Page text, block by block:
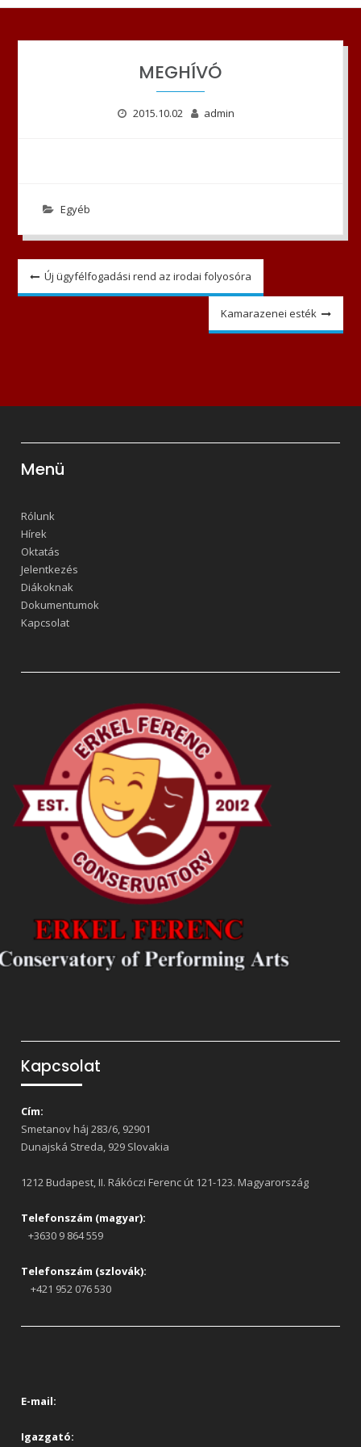
MEGHÍVÓ
2015.10.02 admin
Egyéb
Bejegyzés
navigáció
Új ügyfélfogadási rend az irodai folyosóra
Kamarazenei esték
Menü
Rólunk
Hírek
Oktatás
Jelentkezés
Diákoknak
Dokumentumok
Kapcsolat
Kapcsolat
Cím:
Smetanov háj 283/6, 92901
Dunajská Streda, 929 Slovakia
1212 Budapest, II. Rákóczi Ferenc út 121-123. Magyarország
Telefonszám (magyar):
+3630 9 864 559
Telefonszám (szlovák):
+421 952 076 530
E-mail:
Igazgató: